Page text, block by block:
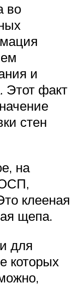
во
и
Этот факт
стен
на
ОСП,
клееная
щепа.
для
которых